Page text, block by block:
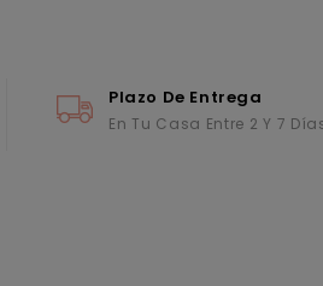
Plazo De Entrega
En Tu Casa Entre 2 Y 7